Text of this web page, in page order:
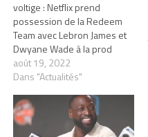
voltige : Netflix prend
possession de la Redeem
Team avec Lebron James et
Dwyane Wade à la prod
août 19, 2022
Dans "Actualités"